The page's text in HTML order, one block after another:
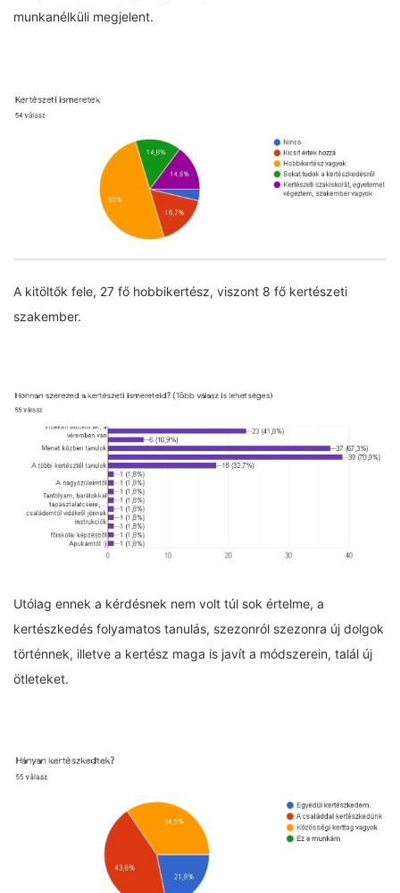
munkanélküli megjelent.
A kitöltők fele, 27 fő hobbikertész, viszont 8 fő kertészeti
szakember.
Utólag ennek a kérdésnek nem volt túl sok értelme, a
kertészkedés folyamatos tanulás, szezonról szezonra új dolgok
történnek, illetve a kertész maga is javít a módszerein, talál új
ötleteket.